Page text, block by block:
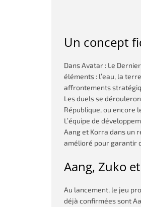
Un concept
Dans Avatar : Le
éléments : l’eau, la
affrontements
Les duels se
République, ou encore
L’équipe de
Aang et Korra dans un
amélioré pour garantir
Aang, Zuko
Au lancement, le jeu
déjà confirmées sont